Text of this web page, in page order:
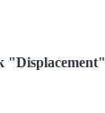
"Displacement"